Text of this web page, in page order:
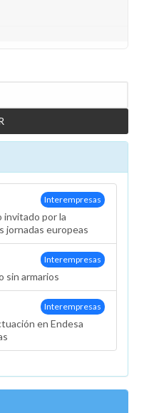
Interempresas
invitado por la
jornadas europeas
Interempresas
sin armarios
Interempresas
en Endesa